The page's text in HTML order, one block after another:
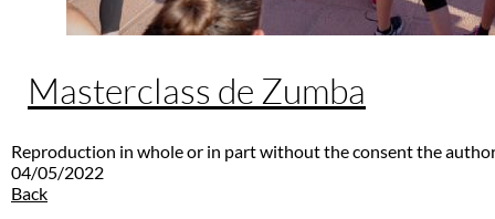
Masterclass de Zumba
Reproduction in whole or in part without the consent the
04/05/2022
Back